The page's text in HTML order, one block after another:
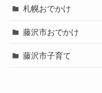
札幌おでかけ
藤沢市おでかけ
藤沢市子育て